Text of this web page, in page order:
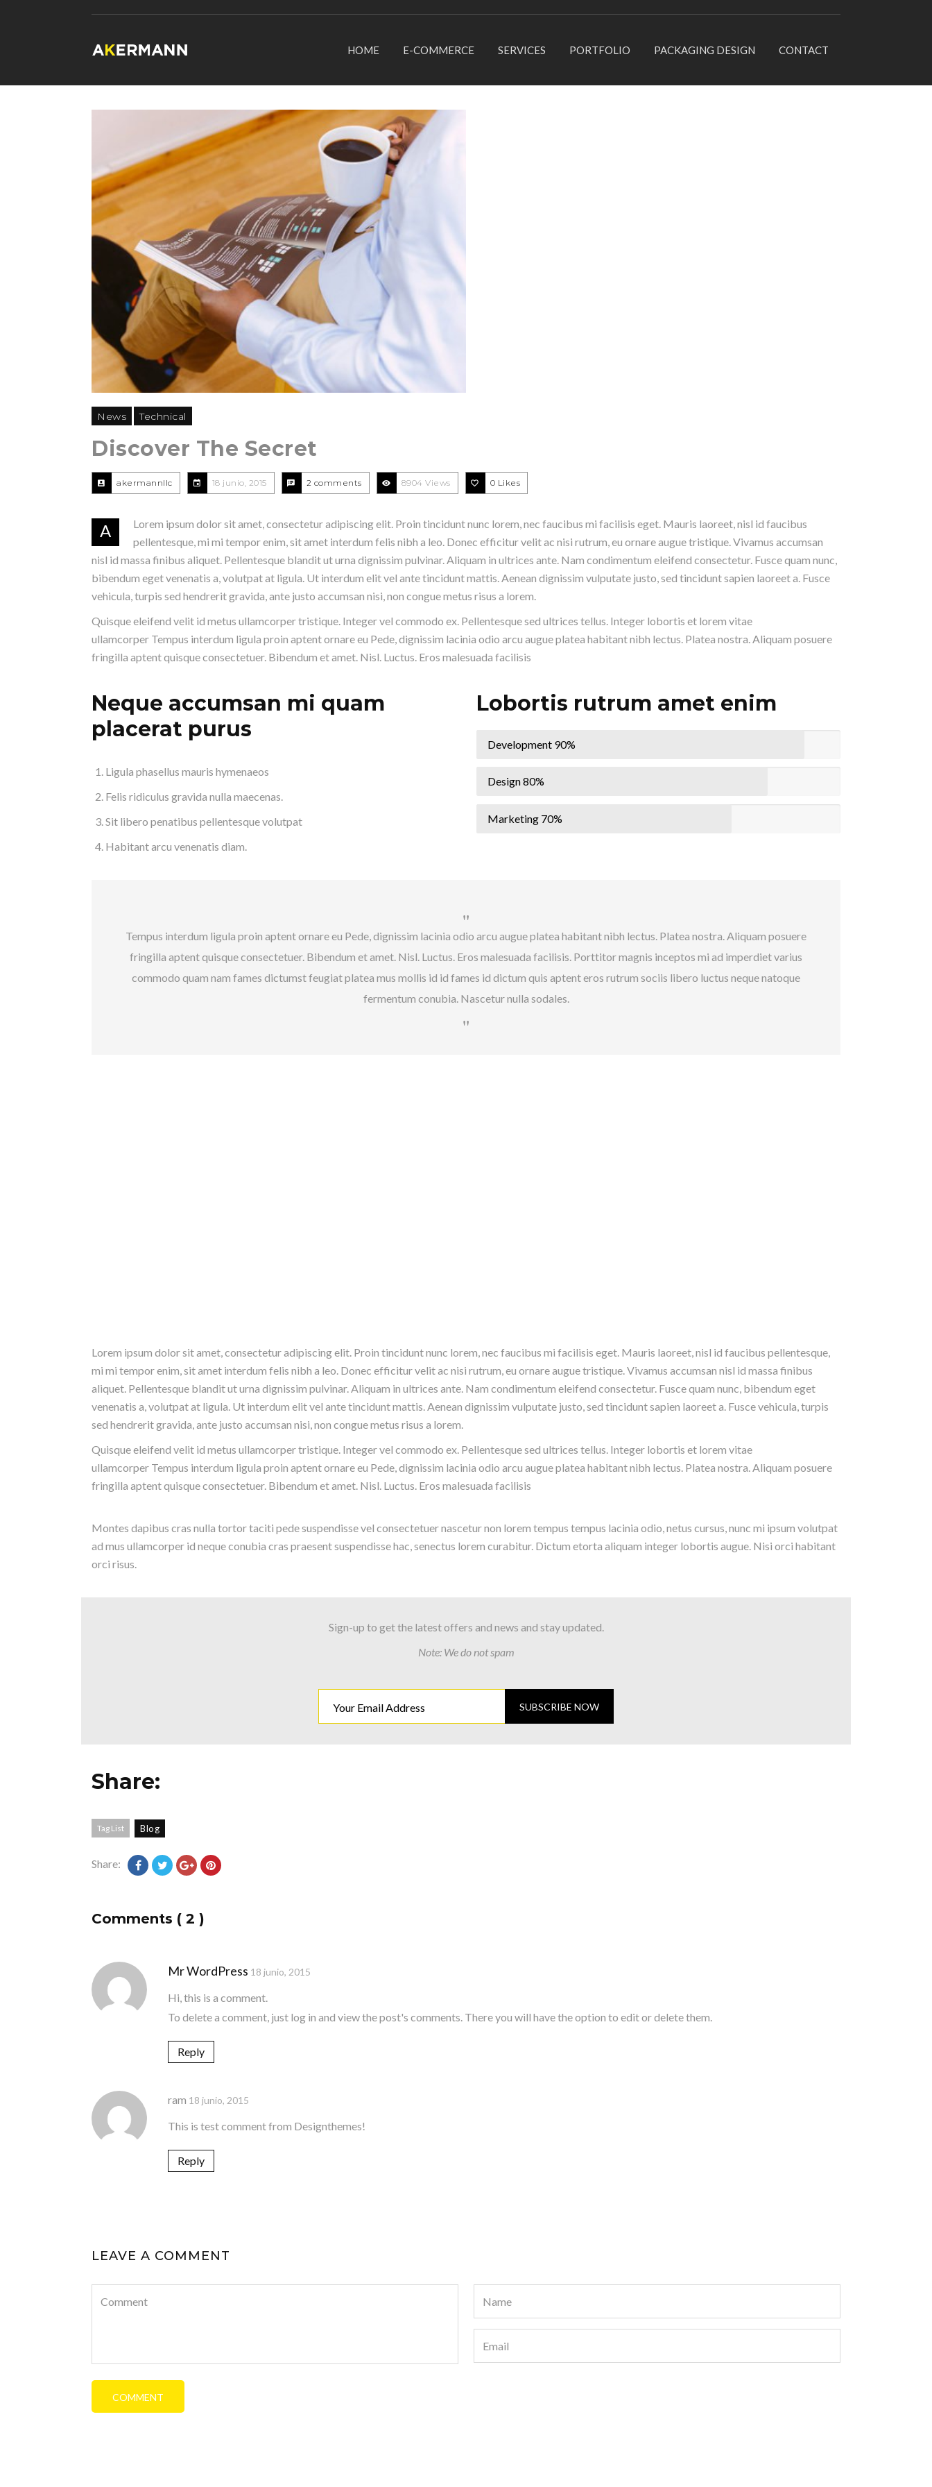
HOME E-COMMERCE SERVICES PORTFOLIO PACKAGING DESIGN CONTACT
News Technical
Discover The Secret
akermannllc 18 junio, 2015 2 comments 8904 Views 0 Likes
A
Lorem ipsum dolor sit amet, consectetur adipiscing elit. Proin tincidunt nunc lorem, nec faucibus mi facilisis eget. Mauris laoreet, nisl id faucibus
pellentesque, mi mi tempor enim, sit amet interdum felis nibh a leo. Donec efficitur velit ac nisi rutrum, eu ornare augue tristique. Vivamus accumsan
nisl id massa finibus aliquet. Pellentesque blandit ut urna dignissim pulvinar. Aliquam in ultrices ante. Nam condimentum eleifend consectetur. Fusce quam nunc,
bibendum eget venenatis a, volutpat at ligula. Ut interdum elit vel ante tincidunt mattis. Aenean dignissim vulputate justo, sed tincidunt sapien laoreet a. Fusce
vehicula, turpis sed hendrerit gravida, ante justo accumsan nisi, non congue metus risus a lorem.
Quisque eleifend velit id metus ullamcorper tristique. Integer vel commodo ex. Pellentesque sed ultrices tellus. Integer lobortis et lorem vitae
ullamcorper Tempus interdum ligula proin aptent ornare eu Pede, dignissim lacinia odio arcu augue platea habitant nibh lectus. Platea nostra. Aliquam posuere
fringilla aptent quisque consectetuer. Bibendum et amet. Nisl. Luctus. Eros malesuada facilisis
Neque accumsan mi quam
placerat purus
Ligula phasellus mauris hymenaeos
Felis ridiculus gravida nulla maecenas.
Sit libero penatibus pellentesque volutpat
Habitant arcu venenatis diam.
Lobortis rutrum amet enim
Development 90%
Design80%
Marketing 70%
Tempus interdum ligula proin aptent ornare eu Pede, dignissim lacinia odio arcu augue platea habitant nibh lectus. Platea nostra. Aliquam posuere
fringilla aptent quisque consectetuer. Bibendum et amet. Nisl. Luctus. Eros malesuada facilisis. Porttitor magnis inceptos mi ad imperdiet varius
commodo quam nam fames dictumst feugiat platea mus mollis id id fames id dictum quis aptent eros rutrum sociis libero luctus neque natoque
fermentum conubia. Nascetur nulla sodales.
Lorem ipsum dolor sit amet, consectetur adipiscing elit. Proin tincidunt nunc lorem, nec faucibus mi facilisis eget. Mauris laoreet, nisl id faucibus pellentesque,
mi mi tempor enim, sit amet interdum felis nibh a leo. Donec efficitur velit ac nisi rutrum, eu ornare augue tristique. Vivamus accumsan nisl id massa finibus
aliquet. Pellentesque blandit ut urna dignissim pulvinar. Aliquam in ultrices ante. Nam condimentum eleifend consectetur. Fusce quam nunc, bibendum eget
venenatis a, volutpat at ligula. Ut interdum elit vel ante tincidunt mattis. Aenean dignissim vulputate justo, sed tincidunt sapien laoreet a. Fusce vehicula, turpis
sed hendrerit gravida, ante justo accumsan nisi, non congue metus risus a lorem.
Quisque eleifend velit id metus ullamcorper tristique. Integer vel commodo ex. Pellentesque sed ultrices tellus. Integer lobortis et lorem vitae
ullamcorper Tempus interdum ligula proin aptent ornare eu Pede, dignissim lacinia odio arcu augue platea habitant nibh lectus. Platea nostra. Aliquam posuere
fringilla aptent quisque consectetuer. Bibendum et amet. Nisl. Luctus. Eros malesuada facilisis
Montes dapibus cras nulla tortor taciti pede suspendisse vel consectetuer nascetur non lorem tempus tempus lacinia odio, netus cursus, nunc mi ipsum volutpat
ad mus ullamcorper id neque conubia cras praesent suspendisse hac, senectus lorem curabitur. Dictum etorta aliquam integer lobortis augue. Nisi orci habitant
orci risus.
Sign-up to get the latest offers and news and stay updated.
Note: We do not spam
Share:
Tag List Blog
Share:
Comments ( 2 )
Mr WordPress 18 junio, 2015
Hi, this is a comment.
To delete a comment, just log in and view the post's comments. There you will have the option to edit or delete them.
Reply
ram 18 junio, 2015
This is test comment from Designthemes!
Reply
LEAVE A COMMENT